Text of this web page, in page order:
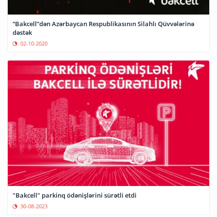
“Bakcell”dən Azərbaycan Respublikasının Silahlı Qüvvələrinə
dəstək
02-10-2020
"Bakcell" parkinq ödənişlərini sürətli etdi
30-08-2023